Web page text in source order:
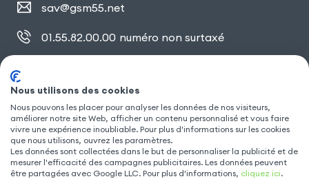
sav@gsm55.net
01.55.82.00.00 numéro non surtaxé
SUIVEZ NOUS
Nous utilisons des cookies
Nous pouvons les placer pour analyser les données de nos visiteurs,
améliorer notre site Web, afficher un contenu personnalisé et vous faire
vivre une expérience inoubliable. Pour plus d'informations sur les cookies
que nous utilisons, ouvrez les paramètres.
Les données sont collectées dans le but de personnaliser la publicité et de
mesurer l'efficacité des campagnes publicitaires. Les données peuvent
être partagées avec Google LLC. Pour plus d'informations, cliquez ici.